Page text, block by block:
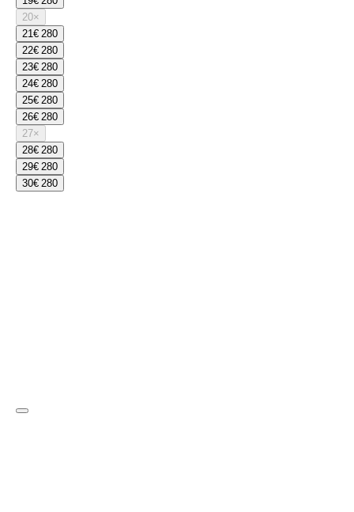
20×
21€ 280
22€ 280
23€ 280
24€ 280
25€ 280
26€ 280
27×
28€ 280
29€ 280
30€ 280